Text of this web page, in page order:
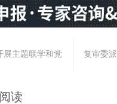
展主题联学和党
复审委
读